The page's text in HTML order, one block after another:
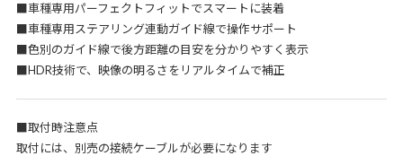
■車種専用パーフェクトフィットでスマートに装着
■車種専用ステアリング連動ガイド線で操作サポート
■色別のガイド線で後方距離の目安を分かりやすく表示
■HDR技術で、映像の明るさをリアルタイムで補正
■取付時注意点
取付には、別売の接続ケーブルが必要になります